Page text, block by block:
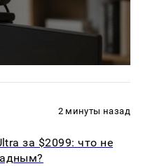
2 минуты назад
за $2099: что не